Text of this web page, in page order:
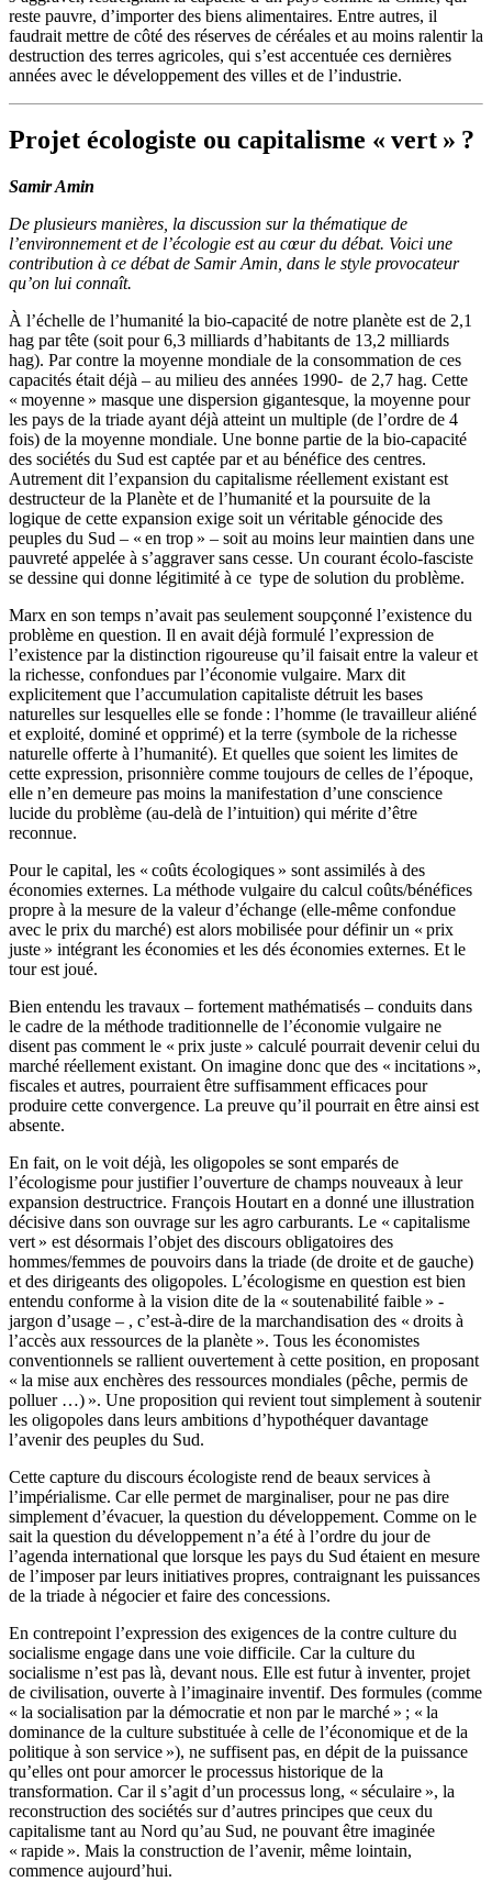
reste pauvre, d’importer des biens alimentaires. Entre autres, il
faudrait mettre de côté des réserves de céréales et au moins ralentir la
destruction des terres agricoles, qui s’est accentuée ces dernières
années avec le développement des villes et de l’industrie.
Projet écologiste ou capitalisme « vert » ?
Samir Amin
De plusieurs manières, la discussion sur la thématique de
l’environnement et de l’écologie est au cœur du débat. Voici une
contribution à ce débat de Samir Amin, dans le style provocateur
qu’on lui connaît.
À l’échelle de l’humanité la bio-capacité de notre planète est de 2,1
hag par tête (soit pour 6,3 milliards d’habitants de 13,2 milliards
hag). Par contre la moyenne mondiale de la consommation de ces
capacités était déjà – au milieu des années 1990- de 2,7 hag. Cette
« moyenne » masque une dispersion gigantesque, la moyenne pour
les pays de la triade ayant déjà atteint un multiple (de l’ordre de 4
fois) de la moyenne mondiale. Une bonne partie de la bio-capacité
des sociétés du Sud est captée par et au bénéfice des centres.
Autrement dit l’expansion du capitalisme réellement existant est
destructeur de la Planète et de l’humanité et la poursuite de la
logique de cette expansion exige soit un véritable génocide des
peuples du Sud – « en trop » – soit au moins leur maintien dans une
pauvreté appelée à s’aggraver sans cesse. Un courant écolo-fasciste
se dessine qui donne légitimité à ce type de solution du problème.
Marx en son temps n’avait pas seulement soupçonné l’existence du
problème en question. Il en avait déjà formulé l’expression de
l’existence par la distinction rigoureuse qu’il faisait entre la valeur et
la richesse, confondues par l’économie vulgaire. Marx dit
explicitement que l’accumulation capitaliste détruit les bases
naturelles sur lesquelles elle se fonde : l’homme (le travailleur aliéné
et exploité, dominé et opprimé) et la terre (symbole de la richesse
naturelle offerte à l’humanité). Et quelles que soient les limites de
cette expression, prisonnière comme toujours de celles de l’époque,
elle n’en demeure pas moins la manifestation d’une conscience
lucide du problème (au-delà de l’intuition) qui mérite d’être
reconnue.
Pour le capital, les « coûts écologiques » sont assimilés à des
économies externes. La méthode vulgaire du calcul coûts/bénéfices
propre à la mesure de la valeur d’échange (elle-même confondue
avec le prix du marché) est alors mobilisée pour définir un « prix
juste » intégrant les économies et les dés économies externes. Et le
tour est joué.
Bien entendu les travaux – fortement mathématisés – conduits dans
le cadre de la méthode traditionnelle de l’économie vulgaire ne
disent pas comment le « prix juste » calculé pourrait devenir celui du
marché réellement existant. On imagine donc que des « incitations »,
fiscales et autres, pourraient être suffisamment efficaces pour
produire cette convergence. La preuve qu’il pourrait en être ainsi est
absente.
En fait, on le voit déjà, les oligopoles se sont emparés de
l’écologisme pour justifier l’ouverture de champs nouveaux à leur
expansion destructrice. François Houtart en a donné une illustration
décisive dans son ouvrage sur les agro carburants. Le « capitalisme
vert » est désormais l’objet des discours obligatoires des
hommes/femmes de pouvoirs dans la triade (de droite et de gauche)
et des dirigeants des oligopoles. L’écologisme en question est bien
entendu conforme à la vision dite de la « soutenabilité faible » -
jargon d’usage – , c’est-à-dire de la marchandisation des « droits à
l’accès aux ressources de la planète ». Tous les économistes
conventionnels se rallient ouvertement à cette position, en proposant
« la mise aux enchères des ressources mondiales (pêche, permis de
polluer …) ». Une proposition qui revient tout simplement à soutenir
les oligopoles dans leurs ambitions d’hypothéquer davantage
l’avenir des peuples du Sud.
Cette capture du discours écologiste rend de beaux services à
l’impérialisme. Car elle permet de marginaliser, pour ne pas dire
simplement d’évacuer, la question du développement. Comme on le
sait la question du développement n’a été à l’ordre du jour de
l’agenda international que lorsque les pays du Sud étaient en mesure
de l’imposer par leurs initiatives propres, contraignant les puissances
de la triade à négocier et faire des concessions.
En contrepoint l’expression des exigences de la contre culture du
socialisme engage dans une voie difficile. Car la culture du
socialisme n’est pas là, devant nous. Elle est futur à inventer, projet
de civilisation, ouverte à l’imaginaire inventif. Des formules (comme
« la socialisation par la démocratie et non par le marché » ; « la
dominance de la culture substituée à celle de l’économique et de la
politique à son service »), ne suffisent pas, en dépit de la puissance
qu’elles ont pour amorcer le processus historique de la
transformation. Car il s’agit d’un processus long, « séculaire », la
reconstruction des sociétés sur d’autres principes que ceux du
capitalisme tant au Nord qu’au Sud, ne pouvant être imaginée
« rapide ». Mais la construction de l’avenir, même lointain,
commence aujourd’hui.